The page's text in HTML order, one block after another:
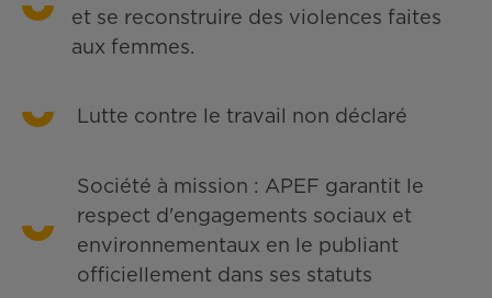
et se reconstruire des violences faites
aux femmes.
Lutte contre le travail non déclaré
Société à mission : APEF garantit le
respect d'engagements sociaux et
environnementaux en le publiant
officiellement dans ses statuts